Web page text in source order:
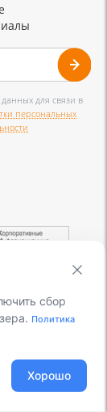
для связи в
персональных
сбор
Политика
Хорошо